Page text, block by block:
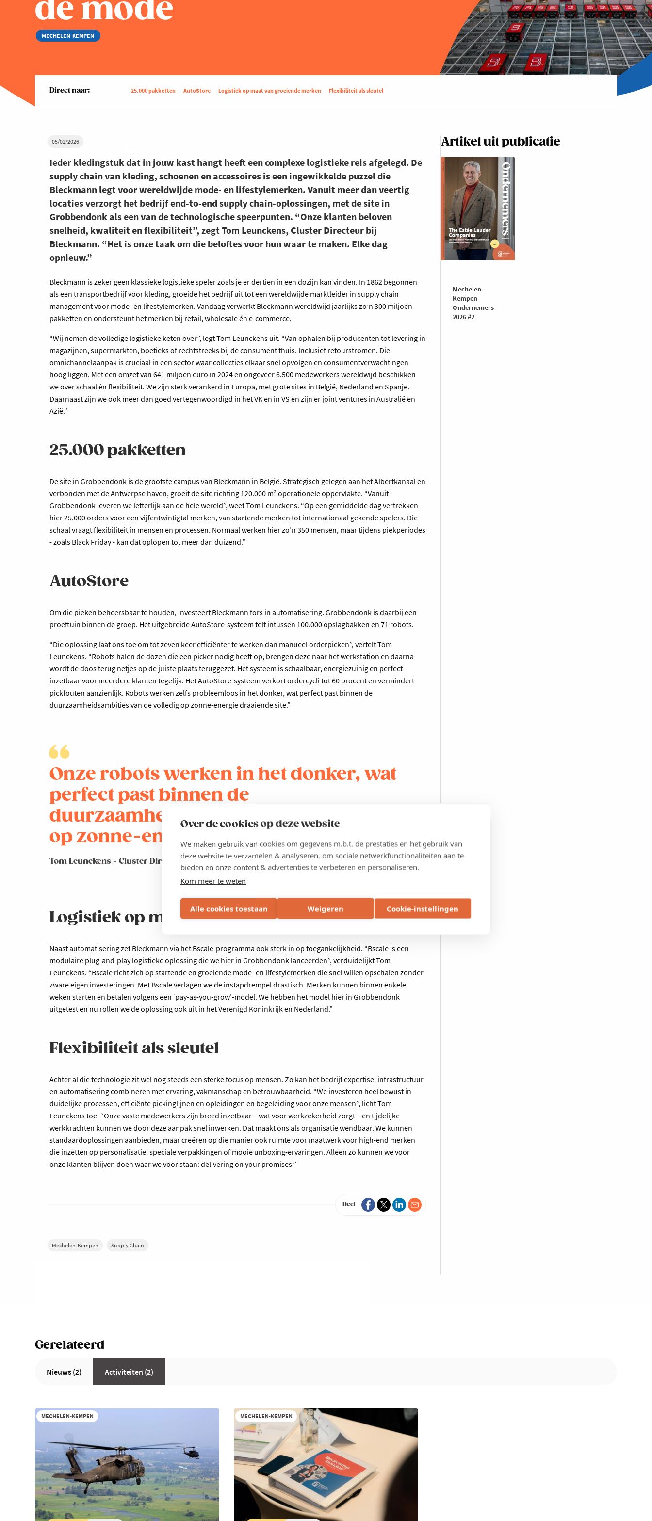
Over de cookies op deze website
We maken gebruik van cookies om gegevens m.b.t. de prestaties en het gebruik van
deze website te verzamelen & analyseren, om sociale netwerkfunctionaliteiten aan te
bieden en onze content & advertenties te verbeteren en personaliseren.
Kom meer te weten
Alle cookies toestaan Weigeren Cookie-instellingen
de mode
MECHELEN-KEMPEN
Direct naar: 25.000 pakketten AutoStore Logistiek op maat van groeiende merken Flexibiliteit als sleutel
05/02/2026
Ieder kledingstuk dat in jouw kast hangt heeft een complexe logistieke reis afgelegd. De
supply chain van kleding, schoenen en accessoires is een ingewikkelde puzzel die
Bleckmann legt voor wereldwijde mode- en lifestylemerken. Vanuit meer dan veertig
locaties verzorgt het bedrijf end-to-end supply chain-oplossingen, met de site in
Grobbendonk als een van de technologische speerpunten. “Onze klanten beloven
snelheid, kwaliteit en flexibiliteit”, zegt Tom Leunckens, Cluster Directeur bij
Bleckmann. “Het is onze taak om die beloftes voor hun waar te maken. Elke dag
opnieuw.”
Bleckmann is zeker geen klassieke logistieke speler zoals je er dertien in een dozijn kan vinden. In 1862 begonnen
als een transportbedrijf voor kleding, groeide het bedrijf uit tot een wereldwijde marktleider in supply chain
management voor mode- en lifestylemerken. Vandaag verwerkt Bleckmann wereldwijd jaarlijks zo’n 300 miljoen
pakketten en ondersteunt het merken bij retail, wholesale én e-commerce.
“Wij nemen de volledige logistieke keten over”, legt Tom Leunckens uit. “Van ophalen bij producenten tot levering in
magazijnen, supermarkten, boetieks of rechtstreeks bij de consument thuis. Inclusief retourstromen. Die
omnichannelaanpak is cruciaal in een sector waar collecties elkaar snel opvolgen en consumentverwachtingen
hoog liggen. Met een omzet van 641 miljoen euro in 2024 en ongeveer 6.500 medewerkers wereldwijd beschikken
we over schaal én flexibiliteit. We zijn sterk verankerd in Europa, met grote sites in België, Nederland en Spanje.
Daarnaast zijn we ook meer dan goed vertegenwoordigd in het VK en in VS en zijn er joint ventures in Australië en
Azië.”
25.000 pakketten
De site in Grobbendonk is de grootste campus van Bleckmann in België. Strategisch gelegen aan het Albertkanaal en
verbonden met de Antwerpse haven, groeit de site richting 120.000 m² operationele oppervlakte. “Vanuit
Grobbendonk leveren we letterlijk aan de hele wereld”, weet Tom Leunckens. “Op een gemiddelde dag vertrekken
hier 25.000 orders voor een vijfentwintigtal merken, van startende merken tot internationaal gekende spelers. Die
schaal vraagt flexibiliteit in mensen en processen. Normaal werken hier zo’n 350 mensen, maar tijdens piekperiodes
- zoals Black Friday - kan dat oplopen tot meer dan duizend.”
AutoStore
Om die pieken beheersbaar te houden, investeert Bleckmann fors in automatisering. Grobbendonk is daarbij een
proeftuin binnen de groep. Het uitgebreide AutoStore-systeem telt intussen 100.000 opslagbakken en 71 robots.
“Die oplossing laat ons toe om tot zeven keer efficiënter te werken dan manueel orderpicken”, vertelt Tom
Leunckens. “Robots halen de dozen die een picker nodig heeft op, brengen deze naar het werkstation en daarna
wordt de doos terug netjes op de juiste plaats teruggezet. Het systeem is schaalbaar, energiezuinig en perfect
inzetbaar voor meerdere klanten tegelijk. Het AutoStore-systeem verkort ordercycli tot 60 procent en vermindert
pickfouten aanzienlijk. Robots werken zelfs probleemloos in het donker, wat perfect past binnen de
duurzaamheidsambities van de volledig op zonne-energie draaiende site.”
Onze robots werken in het donker, wat
perfect past binnen de
duurzaamheidsambities van de volledig
op zonne-energie draaiende site.
Tom Leunckens - Cluster Directeur bij Bleckmann
Logistiek op maat van groeiende merken
Naast automatisering zet Bleckmann via het Bscale-programma ook sterk in op toegankelijkheid. “Bscale is een
modulaire plug-and-play logistieke oplossing die we hier in Grobbendonk lanceerden”, verduidelijkt Tom
Leunckens. “Bscale richt zich op startende en groeiende mode- en lifestylemerken die snel willen opschalen zonder
zware eigen investeringen. Met Bscale verlagen we de instapdrempel drastisch. Merken kunnen binnen enkele
weken starten en betalen volgens een ‘pay-as-you-grow’-model. We hebben het model hier in Grobbendonk
uitgetest en nu rollen we de oplossing ook uit in het Verenigd Koninkrijk en Nederland.”
Flexibiliteit als sleutel
Achter al die technologie zit wel nog steeds een sterke focus op mensen. Zo kan het bedrijf expertise, infrastructuur
en automatisering combineren met ervaring, vakmanschap en betrouwbaarheid. “We investeren heel bewust in
duidelijke processen, efficiënte pickinglijnen en opleidingen en begeleiding voor onze mensen”, licht Tom
Leunckens toe. “Onze vaste medewerkers zijn breed inzetbaar – wat voor werkzekerheid zorgt – en tijdelijke
werkkrachten kunnen we door deze aanpak snel inwerken. Dat maakt ons als organisatie wendbaar. We kunnen
standaardoplossingen aanbieden, maar creëren op die manier ook ruimte voor maatwerk voor high-end merken
die inzetten op personalisatie, speciale verpakkingen of mooie unboxing-ervaringen. Alleen zo kunnen we voor
onze klanten blijven doen waar we voor staan: delivering on your promises.”
Deel
Mechelen-Kempen Supply Chain
Artikel uit publicatie
Mechelen-
Kempen
Ondernemers
2026 #2
Gerelateerd
Nieuws (2) Activiteiten (2)
MECHELEN-KEMPEN MECHELEN-KEMPEN